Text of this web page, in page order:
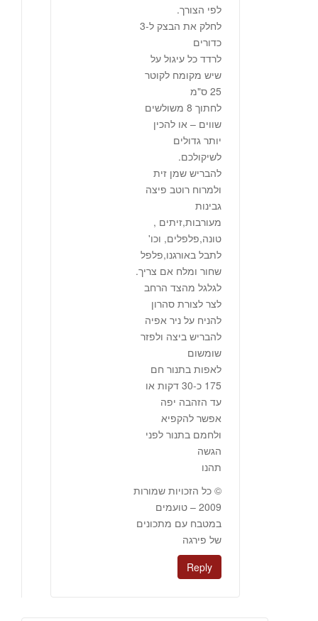
לפי הצורך.
לחלק את הבצק ל-3
כדורים
לרדד כל עיגול על
שיש מקומח לקוטר
25 ס"מ
לחתוך 8 משולשים
שווים – או להכין
יותר גדולים
לשיקולכם.
להבריש שמן זית
ולמרוח רוטב פיצה
גבינות
מעורבות,זיתים ,
טונה,פלפלים, וכו'
לתבל באורגנו,פלפל
שחור ומלח אם צריך.
לגלגל מהצד הרחב
לצר לצורת סהרון
להניח על ניר אפיה
להבריש ביצה ולפזר
שומשום
לאפות בתנור חם
175 כ-30 דקות או
עד הזהבה יפה
אפשר להקפיא
ולחמם בתנור לפני
הגשה
תהנו
© כל הזכויות שמורות
2009 – טועמים
במטבח עם מתכונים
של פירגה
Reply